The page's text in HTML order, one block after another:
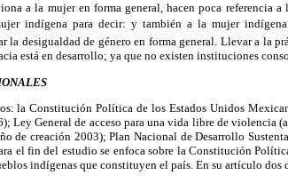
a la mujer en forma general, hacen poca referencia a
indígena para decir: y también a la mujer
la desigualdad de género en forma general. Llevar a la
está en desarrollo; ya que no existen instituciones
la Constitución Política de los Estados Unidos
Ley General de acceso para una vida libre de violencia
de creación 2003); Plan Nacional de Desarrollo
el fin del estudio se enfoca sobre la Constitución
indígenas que constituyen el país. En su artículo dos